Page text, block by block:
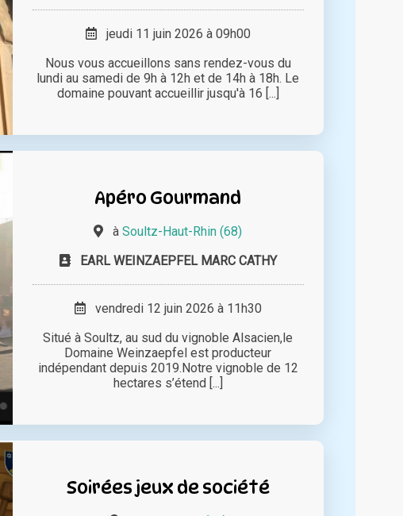
jeudi 11 juin 2026 à 09h00
Nous vous accueillons sans rendez-vous du
lundi au samedi de 9h à 12h et de 14h à 18h. Le
domaine pouvant accueillir jusqu'à 16 [...]
Apéro Gourmand
àSoultz-Haut-Rhin (68)
EARL WEINZAEPFEL MARC CATHY
vendredi 12 juin 2026 à 11h30
Situé à Soultz, au sud du vignoble Alsacien,le
Domaine Weinzaepfel est producteur
indépendant depuis 2019.Notre vignoble de 12
hectares s’étend [...]
Soirées jeux de société